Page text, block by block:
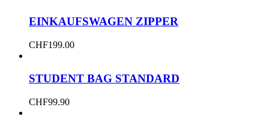
EINKAUFSWAGEN ZIPPER
CHF199.00
STUDENT BAG STANDARD
CHF99.90